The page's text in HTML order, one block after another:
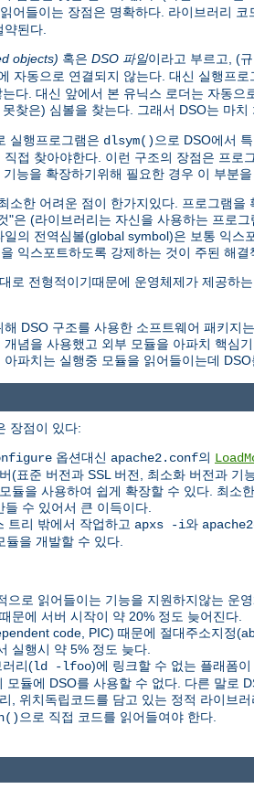
어들이는 장점은 명확하다. 라이브러리
약된다.
objects) 혹은 DSO 파일이라고 부르고, (
자동으로 연결되지 않는다. 대신 실행프로
다. 대신 앞에서 본 유닉스 로더는 자동
찾은) 심볼을 찾는다. 그래서 DSO는 마
실행프로그램은 dlsym()으로 DSO에서
접 찾아야한다. 이런 구조의 장점은 프
능을 확장하기위해 필요한 경우 이 부분
소한 어려운 점이 한가지있다. 프로그램
"은 (라이브러리는 자신을 사용하는 프로
의 전역심볼(global symbol)은 보통 익
익스포트하도록 강제하는 것이 주된 해결
로 전형적이기때문에 운영체제가 제공
DSO 구조를 사용한 소프트웨어 패키
념을 사용했고 외부 모듈을 아파치 핵심
파치는 실행중 모듈을 읽어들이는데
장점이 있다:
옵션대신 apache2.conf의
(표준 버전과 SSL 버전, 최소화 버전과 기
듈을 사용하여 쉽게 확장할 수 있다. 최소
수 있어서 큰 이득이다.
트리 밖에서 작업하고 apxs -i와
을 개발할 수 있다.
으로 읽어들이는 기능을 지원하지않는 운
문에 서버 시작이 약 20% 정도 늦어진다.
code, PIC) 때문에 절대주소지정
실행시 약 5% 정도 늦다.
러리(ld -lfoo)에 링크할 수 없는 플래폼
모듈에 DSO를 사용할 수 없다. 다른 말로
, 위치독립코드를 담고 있는 정적 라이브
으로 직접 코드를 읽어들여야 한다.